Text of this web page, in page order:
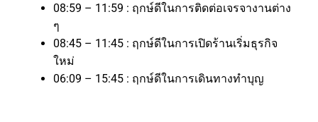
08:59 – 11:59 : ฤกษ์ดีในการติดต่อเจรจางานต่าง
ๆ
08:45 – 11:45 : ฤกษ์ดีในการเปิดร้านเริ่มธุรกิจ
ใหม่
06:09 – 15:45 : ฤกษ์ดีในการเดินทางทำบุญ